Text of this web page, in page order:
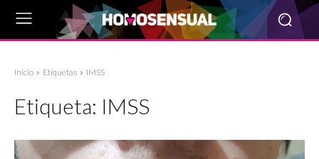
Inicio Etiquetas IMSS
Etiqueta: IMSS